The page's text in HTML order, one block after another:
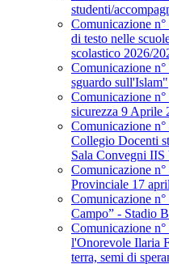
studenti/
Comunicazione
di testo nelle
scolastico 2026/
Comunicazione
sguardo sull'Islam"
Comunicazione
sicurezza 9 Aprile
Comunicazione
Collegio Docenti
Sala Convegni IIS
Comunicazione
Provinciale 17
Comunicazione
Campo” - Stadio
Comunicazione
l'Onorevole Ilaria
terra, semi di